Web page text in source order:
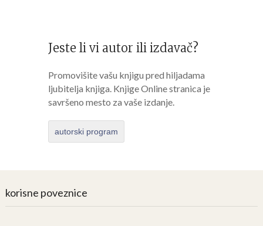
Jeste li vi autor ili izdavač?
Promovišite vašu knjigu pred hiljadama
ljubitelja knjiga. Knjige Online stranica je
savršeno mesto za vaše izdanje.
autorski program
korisne poveznice